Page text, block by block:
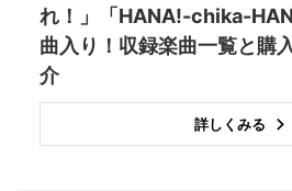
れ！」「HANA!-chika-
曲入り！収録楽曲一覧と購
介
詳しくみる